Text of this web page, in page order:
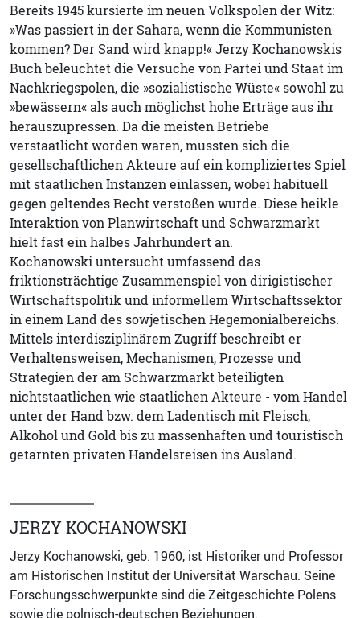
Bereits 1945 kursierte im neuen Volkspolen der Witz:
»Was passiert in der Sahara, wenn die Kommunisten
kommen? Der Sand wird knapp!« Jerzy Kochanowskis
Buch beleuchtet die Versuche von Partei und Staat im
Nachkriegspolen, die »sozialistische Wüste« sowohl zu
»bewässern« als auch möglichst hohe Erträge aus ihr
herauszupressen. Da die meisten Betriebe
verstaatlicht worden waren, mussten sich die
gesellschaftlichen Akteure auf ein kompliziertes Spiel
mit staatlichen Instanzen einlassen, wobei habituell
gegen geltendes Recht verstoßen wurde. Diese heikle
Interaktion von Planwirtschaft und Schwarzmarkt
hielt fast ein halbes Jahrhundert an.
Kochanowski untersucht umfassend das
friktionsträchtige Zusammenspiel von dirigistischer
Wirtschaftspolitik und informellem Wirtschaftssektor
in einem Land des sowjetischen Hegemonialbereichs.
Mittels interdisziplinärem Zugriff beschreibt er
Verhaltensweisen, Mechanismen, Prozesse und
Strategien der am Schwarzmarkt beteiligten
nichtstaatlichen wie staatlichen Akteure - vom Handel
unter der Hand bzw. dem Ladentisch mit Fleisch,
Alkohol und Gold bis zu massenhaften und touristisch
getarnten privaten Handelsreisen ins Ausland.
JERZY KOCHANOWSKI
Jerzy Kochanowski, geb. 1960, ist Historiker und Professor
am Historischen Institut der Universität Warschau. Seine
Forschungsschwerpunkte sind die Zeitgeschichte Polens
sowie die polnisch-deutschen Beziehungen.